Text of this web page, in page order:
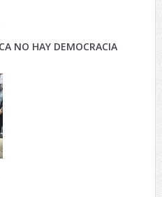
NO HAY DEMOCRACIA